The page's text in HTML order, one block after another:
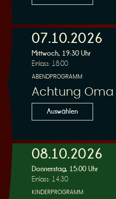
v
i
e
07.10.2026
Mittwoch, 19:30 Uhr
Einlass: 18:00
ABENDPROGRAMM
Achtung Oma
Auswählen
08.10.2026
Donnerstag, 15:00 Uhr
Einlass: 14:30
KINDERPROGRAMM